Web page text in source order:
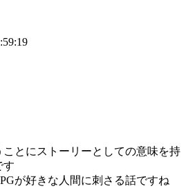
とにストーリーとしての意味を持
す
が好きな人間に刺さる話ですね